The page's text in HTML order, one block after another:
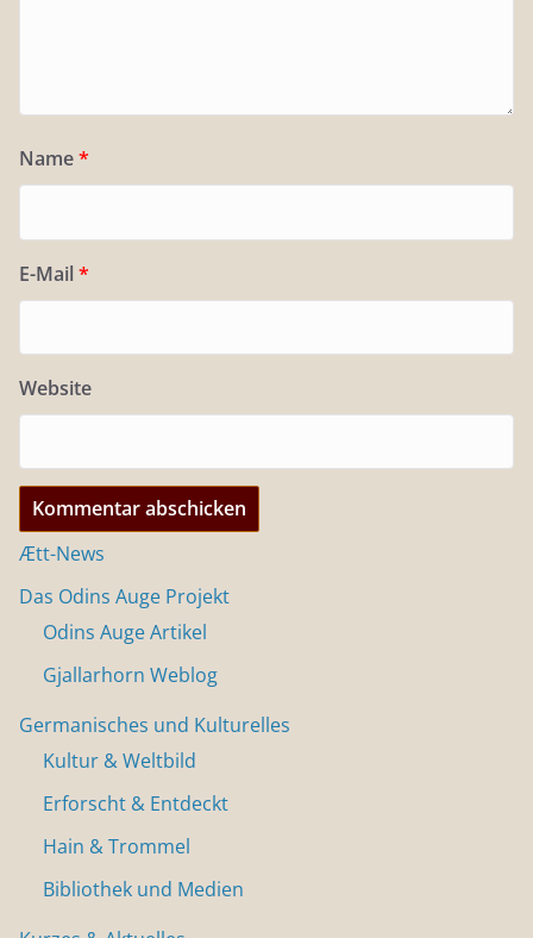
Name*
E-Mail *
Website
Ætt-News
Das Odins Auge Projekt
Odins Auge Artikel
Gjallarhorn Weblog
Germanisches und Kulturelles
Kultur & Weltbild
Erforscht & Entdeckt
Hain & Trommel
Bibliothek und Medien